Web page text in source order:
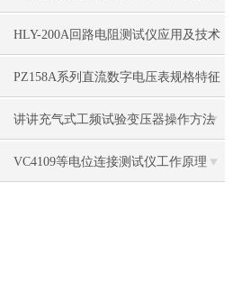
器的技术参数
HLY-200A回路电阻测试仪应用及技术
指标
​PZ158A系列直流数字电压表规格特征
讲讲充气式工频试验变压器操作方法
及注意事项
VC4109等电位连接测试仪工作原理